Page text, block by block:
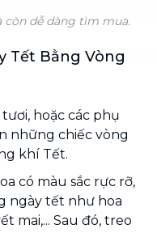
còn dễ dàng tìm mua.
Tết Bằng Vòng
hoặc các phụ
những chiếc vòng
khí Tết.
có màu sắc rực rỡ,
ngày tết như hoa
mai,... Sau đó, treo